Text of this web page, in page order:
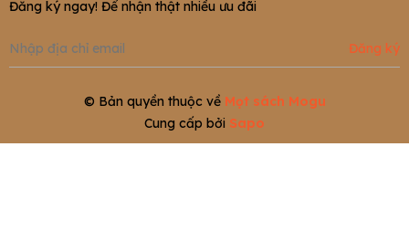
Đăng ký ngay! Để nhận thật nhiều ưu đãi
Đăng ký
© Bản quyền thuộc về Mọt sách Mogu
Cung cấp bởi Sapo